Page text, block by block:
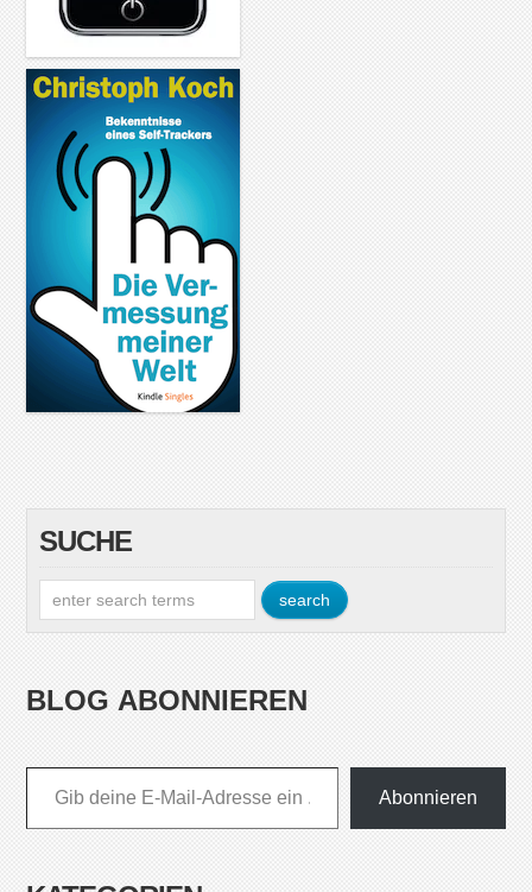
SUCHE
BLOG ABONNIEREN
Gib deine E-Mail-Adresse ein ...
Abonnieren